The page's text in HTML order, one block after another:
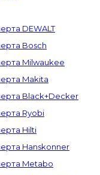
DEWALT
Bosch
Milwaukee
Makita
Black+Decker
Ryobi
Hilti
Hanskonner
Metabo